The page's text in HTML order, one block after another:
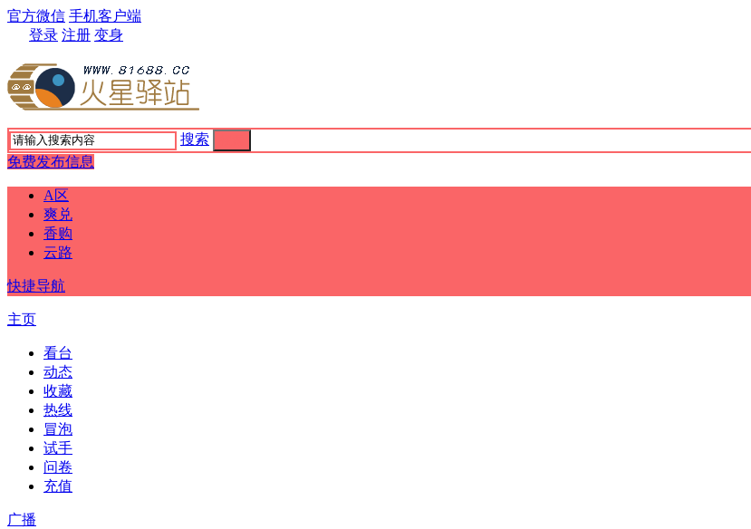
官方微信 手机客户端
登录 注册 变身
搜索
免费发布信息
A区
爽兑
香购
云路
快捷导航
主页
看台
动态
收藏
热线
冒泡
试手
问卷
充值
广播